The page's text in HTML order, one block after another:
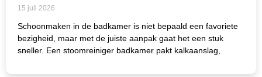
15 juli 2026
Schoonmaken in de badkamer is niet bepaald een favoriete
bezigheid, maar met de juiste aanpak gaat het een stuk
sneller. Een stoomreiniger badkamer pakt kalkaanslag,